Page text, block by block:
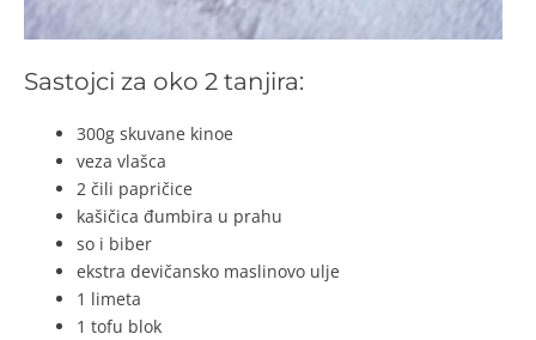
Sastojci za oko 2 tanjira:
300g skuvane kinoe
veza vlašca
2 čili papričice
kašičica đumbira u prahu
so i biber
ekstra devičansko maslinovo ulje
1 limeta
1 tofu blok